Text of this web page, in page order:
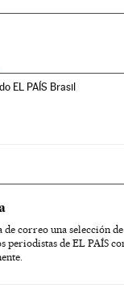
EL PAÍS Brasil
de correo una selección
periodistas de EL PAÍS